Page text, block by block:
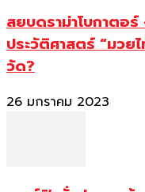
สยบดราม่าโบกาตอ
ประวัติศาสตร์ “มวย
วัด?
26 มกราคม 2023